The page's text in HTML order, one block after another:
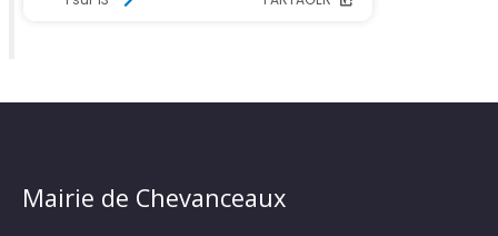
Mairie de Chevanceaux